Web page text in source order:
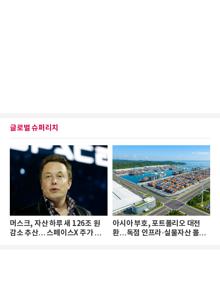
글로벌 슈퍼리치
머스크, 자산 하루 새 126조 원
감소 추산… 스페이스X 주가 하
아시아 부호, 포트폴리오 대전
환…독점 인프라·실물자산 몰린